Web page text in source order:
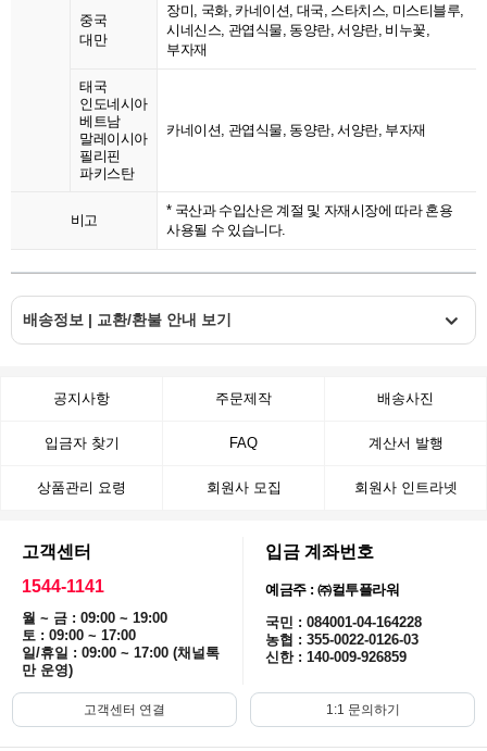
중국
대만
장미, 국화, 카네이션, 대국, 스타치스, 미스티블루,
시네신스, 관엽식물, 동양란, 서양란, 비누꽃,
부자재
태국
인도네시아
베트남
말레이시아
필리핀
파키스탄
카네이션, 관엽식물, 동양란, 서양란, 부자재
비고
* 국산과 수입산은 계절 및 자재시장에 따라 혼용
사용될 수 있습니다.
배송정보 | 교환/환불 안내 보기
공지사항 주문제작 배송사진
입금자 찾기 FAQ 계산서 발행
상품관리 요령 회원사 모집 회원사 인트라넷
고객센터
1544-1141
월 ~ 금 : 09:00 ~ 19:00
토 : 09:00 ~ 17:00
일/휴일 : 09:00 ~ 17:00 (채널톡
만 운영)
입금 계좌번호
예금주 : ㈜컬투플라워
국민 : 084001-04-164228
농협 : 355-0022-0126-03
신한 : 140-009-926859
고객센터 연결 1:1 문의하기